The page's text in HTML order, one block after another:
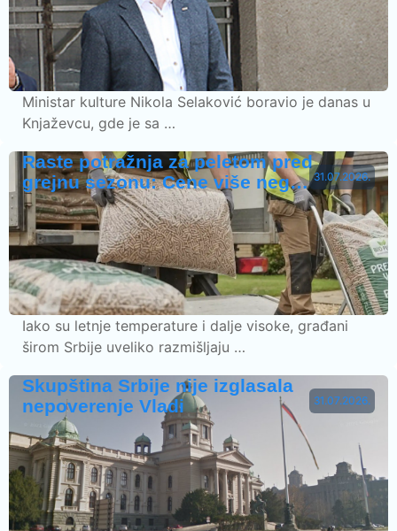
Ministar kulture Nikola Selaković boravio je danas u
Knjaževcu, gde je sa …
31.07.2026.
Raste potražnja za peletom pred
grejnu sezonu: Cene više neg…
Iako su letnje temperature i dalje visoke, građani
širom Srbije uveliko razmišljaju …
31.07.2026.
Skupština Srbije nije izglasala
nepoverenje Vladi